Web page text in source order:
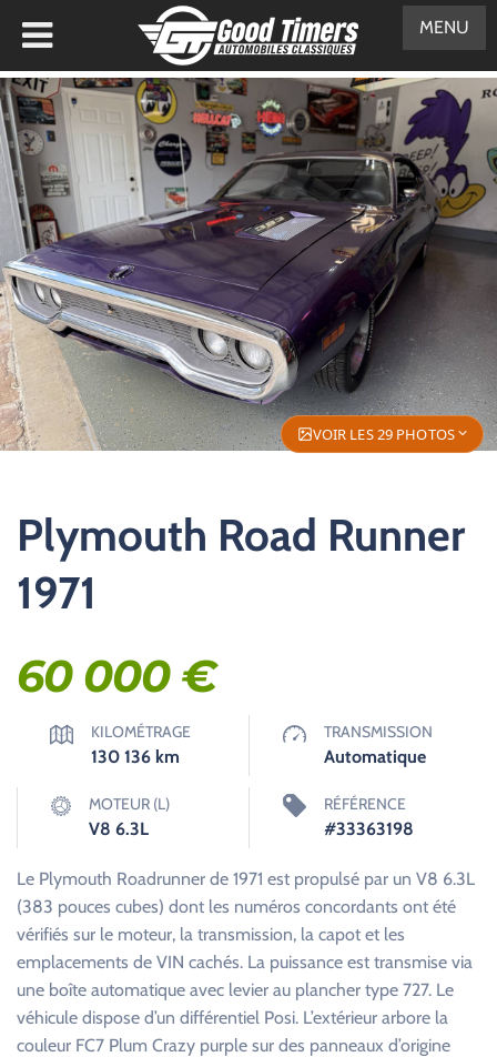
VOIR LES 29 PHOTOS
Plymouth Road Runner
1971
60 000€
KILOMÉTRAGE
130 136 km
TRANSMISSION
Automatique
MOTEUR (L)
V8 6.3L
RÉFÉRENCE
#33363198
Le Plymouth Roadrunner de 1971 est propulsé par un V8 6.3L
(383 pouces cubes) dont les numéros concordants ont été
vérifiés sur le moteur, la transmission, la capot et les
emplacements de VIN cachés. La puissance est transmise via
une boîte automatique avec levier au plancher type 727. Le
véhicule dispose d’un différentiel Posi. L’extérieur arbore la
couleur FC7 Plum Crazy purple sur des panneaux d’origine
MENU